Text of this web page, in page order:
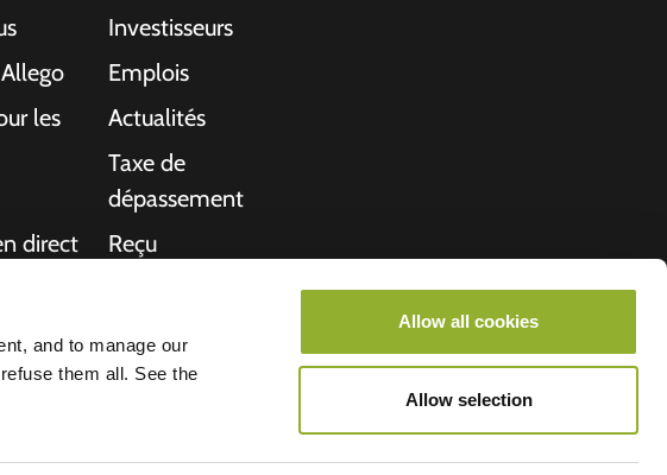
and to manage our
them all. See the
Allow all cookies
Allow selection
les
direct
Investisseurs
Emplois
Actualités
Taxe de
dépassement
Reçu